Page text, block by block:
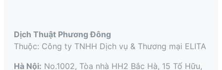
Dịch Thuật Phương Đông
Thuộc: Công ty TNHH Dịch vụ & Thương mại ELITA
Hà Nội: No.1002, Tòa nhà HH2 Bắc Hà, 15 Tố Hữu,